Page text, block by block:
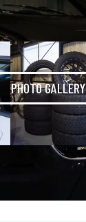
PHOTO GALLERY